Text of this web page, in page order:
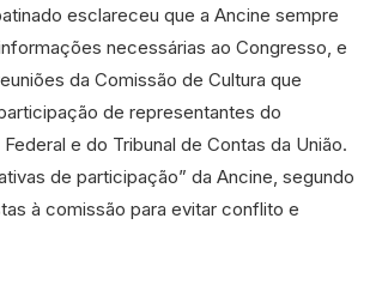
esclareceu que a Ancine sempre
necessárias ao Congresso, e
da Comissão de Cultura que
de representantes do
e do Tribunal de Contas da União.
de participação” da Ancine, segundo
à comissão para evitar conflito e